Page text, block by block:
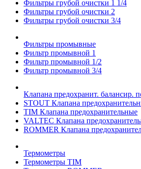
Фильтры грубой очистки 1 1/4
Фильтры грубой очистки 2
Фильтры грубой очистки 3/4
Фильтры промывные
Фильтр промывной 1
Фильтр промывной 1/2
Фильтр промывной 3/4
Клапана предохранит. балансир.
STOUT Клапана
TIM Клапана предохранительные
VALTEC Клапана
ROMMER Клапана
Термометры
Термометры TIM